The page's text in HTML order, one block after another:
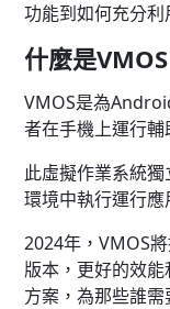
功能到如何充分利
什麼是
VMOS是為
者在手機上運行輔
此虛擬作業系統
環境中執行運行應
2024年，VMOS
版本，更好的效
方案，為那些誰